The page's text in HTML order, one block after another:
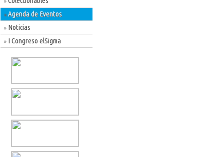
» Agenda de Eventos
» Noticias
» I Congreso elSigma